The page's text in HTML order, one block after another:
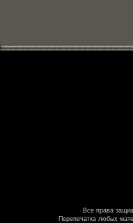
Все права
Перепечатка любых